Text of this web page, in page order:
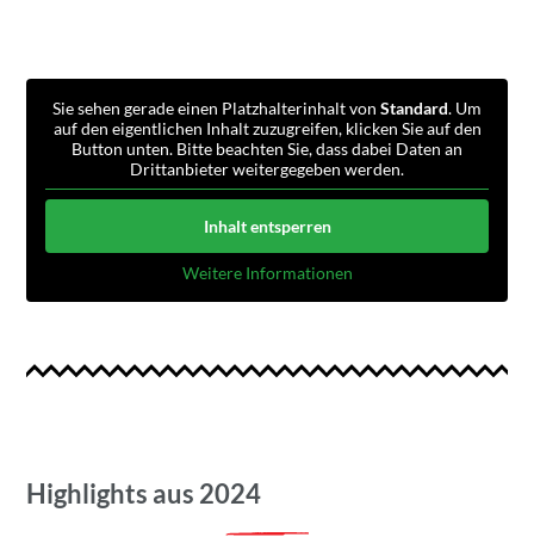
Sie sehen gerade einen Platzhalterinhalt von Standard. Um
auf den eigentlichen Inhalt zuzugreifen, klicken Sie auf den
Button unten. Bitte beachten Sie, dass dabei Daten an
Drittanbieter weitergegeben werden.
Inhalt entsperren
Weitere Informationen
Highlights aus 2024